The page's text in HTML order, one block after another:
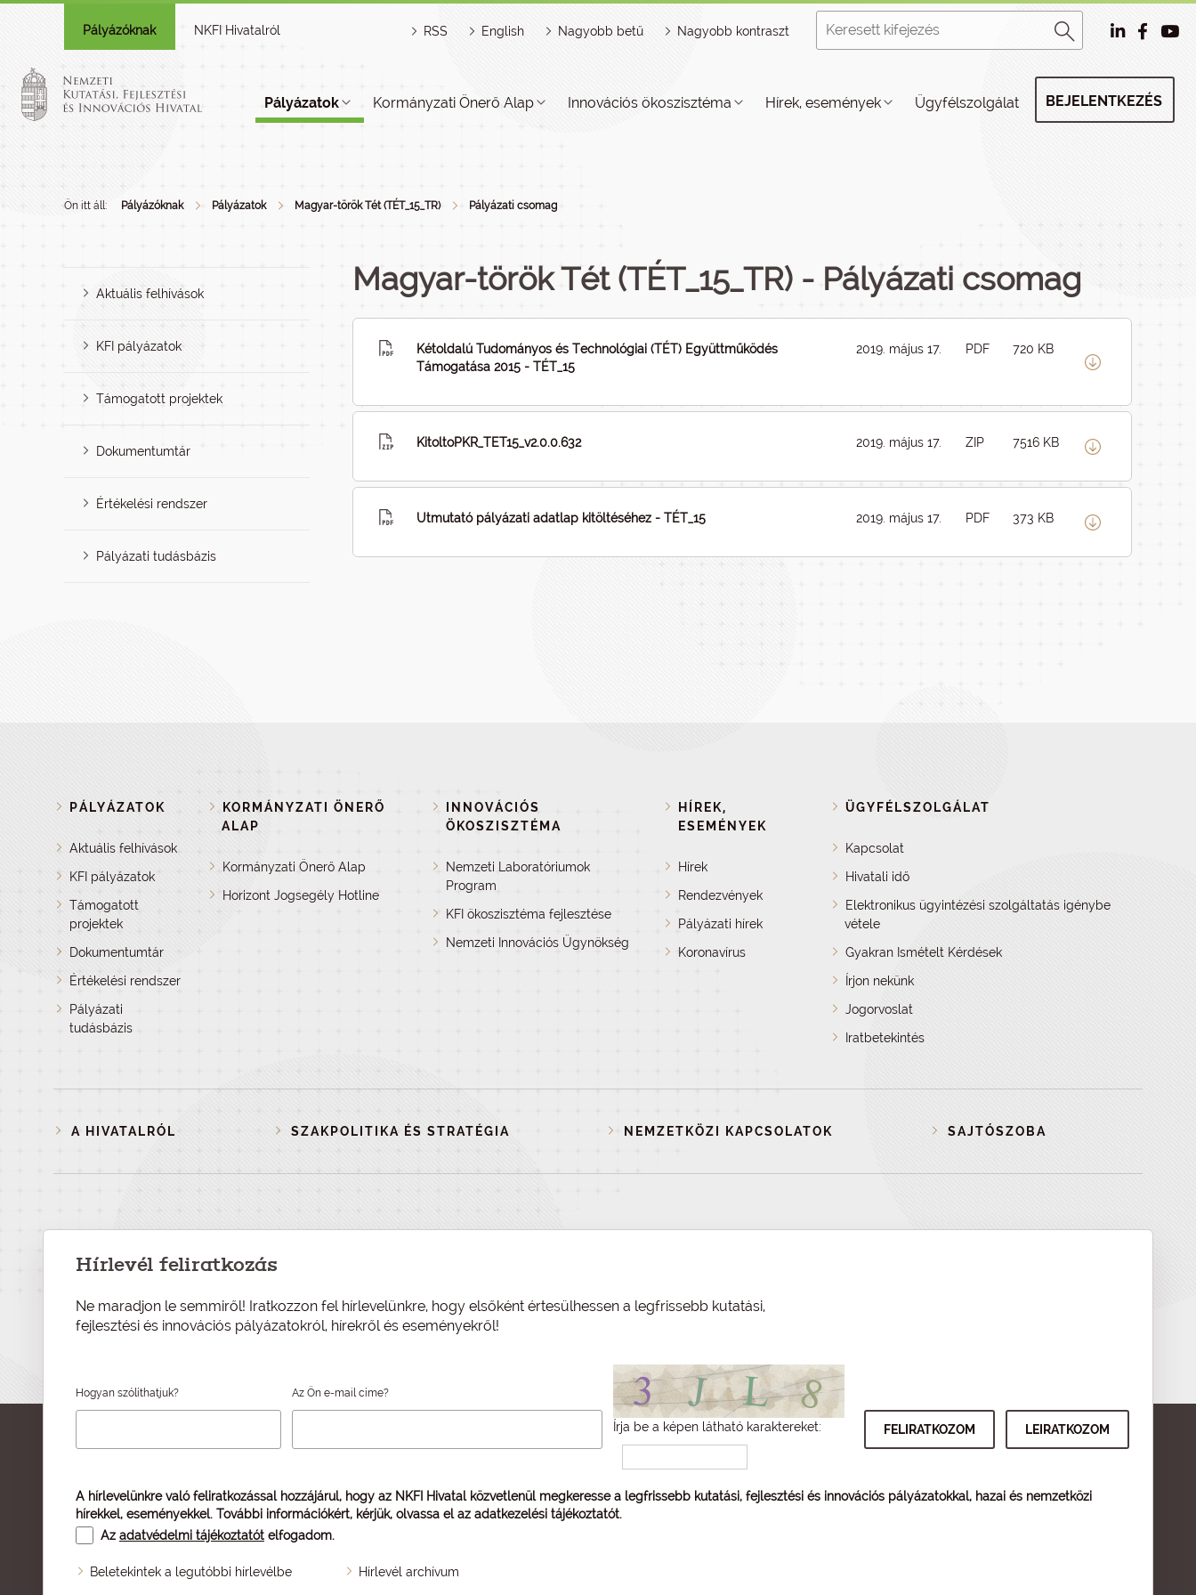
Pályázóknak NKFI Hivatalról RSS English Nagyobb betű Nagyobb kontraszt
Pályázatok Kormányzati Önerő Alap Innovációs ökoszisztéma Hírek, események Ügyfélszolgálat BEJELENTKEZÉS
Ön itt áll: Pályázóknak Pályázatok Magyar-török Tét (TÉT_15_TR) Pályázati csomag
Aktuális felhívások
KFI pályázatok
Támogatott projektek
Dokumentumtár
Értékelési rendszer
Pályázati tudásbázis
Magyar-török Tét (TÉT_15_TR) - Pályázati csomag
Kétoldalú Tudományos és Technológiai (TÉT) Együttműködés
Támogatása 2015 - TÉT_15
2019. május 17. PDF 720 KB
KitoltoPKR_TET15_v2.0.0.632 2019. május 17. ZIP 7516 KB
Utmutató pályázati adatlap kitöltéséhez - TÉT_15 2019. május 17. PDF 373 KB
PÁLYÁZATOK
Aktuális felhívások
KFI pályázatok
Támogatott
projektek
Dokumentumtár
Értékelési rendszer
Pályázati
tudásbázis
KORMÁNYZATI ÖNERŐ
ALAP
Kormányzati Önerő Alap
Horizont Jogsegély Hotline
INNOVÁCIÓS
ÖKOSZISZTÉMA
Nemzeti Laboratóriumok
Program
KFI ökoszisztéma fejlesztése
Nemzeti Innovációs Ügynökség
HÍREK,
ESEMÉNYEK
Hírek
Rendezvények
Pályázati hírek
Koronavírus
ÜGYFÉLSZOLGÁLAT
Kapcsolat
Hivatali idő
Elektronikus ügyintézési szolgáltatás igénybe
vétele
Gyakran Ismételt Kérdések
Írjon nekünk
Jogorvoslat
Iratbetekintés
A HIVATALRÓL SZAKPOLITIKA ÉS STRATÉGIA NEMZETKÖZI KAPCSOLATOK SAJTÓSZOBA
Hírlevél feliratkozás
Ne maradjon le semmiről! Iratkozzon fel hírlevelünkre, hogy elsőként értesülhessen a legfrissebb kutatási,
fejlesztési és innovációs pályázatokról, hírekről és eseményekről!
Hogyan szólíthatjuk? Az Ön e-mail címe?
Írja be a képen látható karaktereket:
A hírlevelünkre való feliratkozással hozzájárul, hogy az NKFI Hivatal közvetlenül megkeresse a legfrissebb kutatási, fejlesztési és innovációs pályázatokkal, hazai és nemzetközi
hírekkel, eseményekkel. További információkért, kérjük, olvassa el az adatkezelési tájékoztatót.
Az adatvédelmi tájékoztatót elfogadom.
Beletekintek a legutóbbi hírlevélbe Hírlevél archívum